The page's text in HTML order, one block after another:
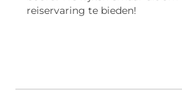
reiservaring te bieden!